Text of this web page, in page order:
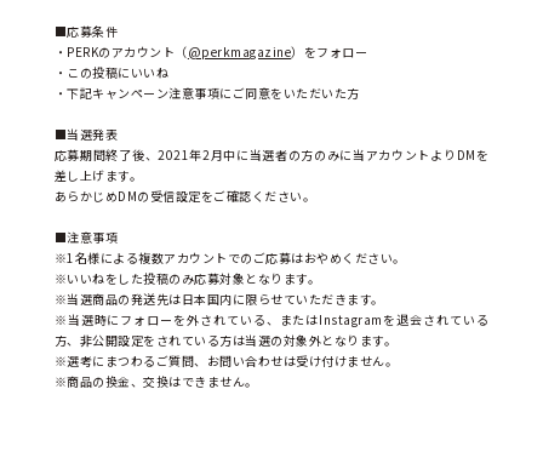
■応募条件
・PERKのアカウント（@perkmagazine）をフォロー
・この投稿にいいね
・下記キャンペーン注意事項にご同意をいただいた方
■当選発表
応募期間終了後、2021年2月中に当選者の方のみに当アカウントよりDMを
差し上げます。
あらかじめDMの受信設定をご確認ください。
■注意事項
※1名様による複数アカウントでのご応募はおやめください。
※いいねをした投稿のみ応募対象となります。
※当選商品の発送先は日本国内に限らせていただきます。
※当選時にフォローを外されている、またはInstagramを退会されている
方、非公開設定をされている方は当選の対象外となります。
※選考にまつわるご質問、お問い合わせは受け付けません。
※商品の換金、交換はできません。